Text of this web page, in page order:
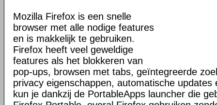
Mozilla Firefox is een snelle
browser met alle nodige features
en is makkelijk te gebruiken.
Firefox heeft veel geweldige
features als het blokkeren van
pop-ups, browsen met tabs, geïntegreerde
privacy eigenschappen, automatische updates
kun je dankzij de PortableApps launcher die